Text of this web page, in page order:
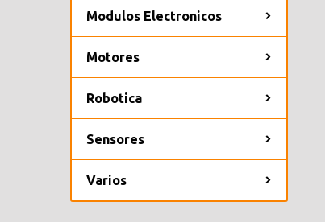
Modulos Electronicos
Motores
Robotica
Sensores
Varios